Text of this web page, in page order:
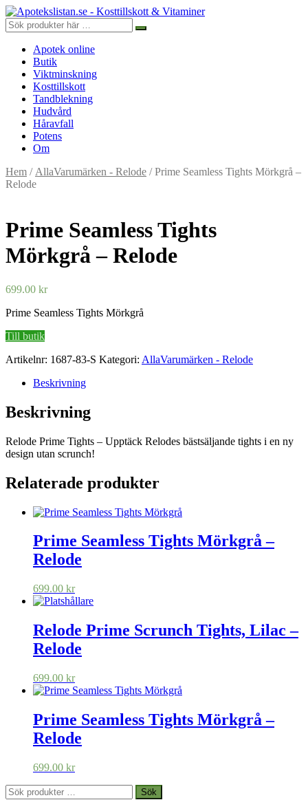
Apotek online
Butik
Viktminskning
Kosttillskott
Tandblekning
Hudvård
Håravfall
Potens
Om
Hem / AllaVarumärken - Relode / Prime Seamless Tights Mörkgrå –
Relode
Prime Seamless Tights
Mörkgrå – Relode
699.00 kr
Prime Seamless Tights Mörkgrå
Till butik
Artikelnr: 1687-83-S Kategori: AllaVarumärken - Relode
Beskrivning
Beskrivning
Relode Prime Tights – Upptäck Relodes bästsäljande tights i en ny
design utan scrunch!
Relaterade produkter
Prime Seamless Tights Mörkgrå –
Relode
699.00 kr
Relode Prime Scrunch Tights, Lilac –
Relode
699.00 kr
Prime Seamless Tights Mörkgrå –
Relode
699.00 kr
Sök
efter:
Sök